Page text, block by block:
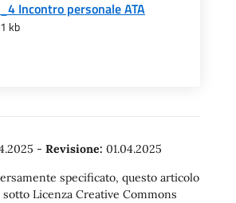
Incontro personale ATA
kb
- Revisione: 01.04.2025
specificato, questo articolo
Licenza Creative Commons